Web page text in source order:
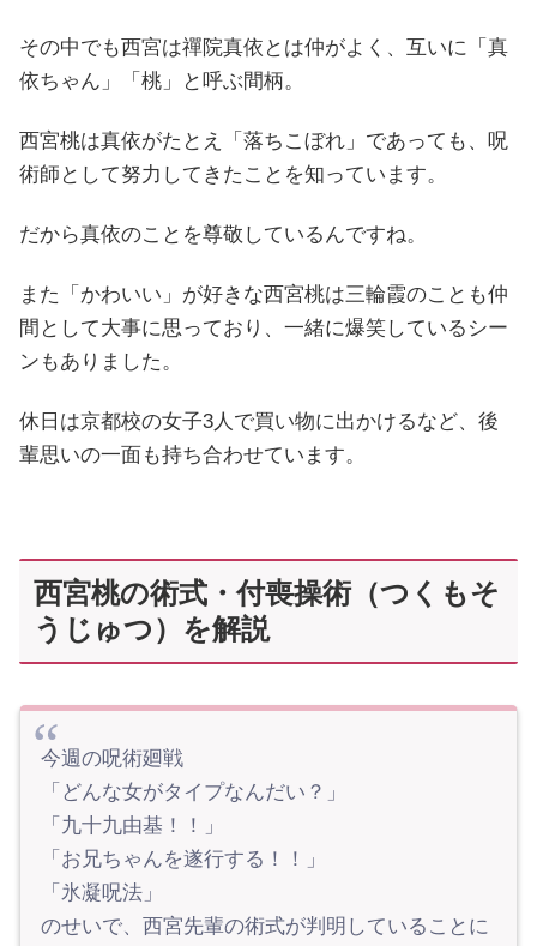
その中でも西宮は禪院真依とは仲がよく、互いに「真
依ちゃん」「桃」と呼ぶ間柄。
西宮桃は真依がたとえ「落ちこぼれ」であっても、呪
術師として努力してきたことを知っています。
だから真依のことを尊敬しているんですね。
また「かわいい」が好きな西宮桃は三輪霞のことも仲
間として大事に思っており、一緒に爆笑しているシー
ンもありました。
休日は京都校の女子3人で買い物に出かけるなど、後
輩思いの一面も持ち合わせています。
西宮桃の術式・付喪操術（つくもそ
うじゅつ）を解説
今週の呪術廻戦
「どんな女がタイプなんだい？」
「九十九由基！！」
「お兄ちゃんを遂行する！！」
「氷凝呪法」
のせいで、西宮先輩の術式が判明していることに